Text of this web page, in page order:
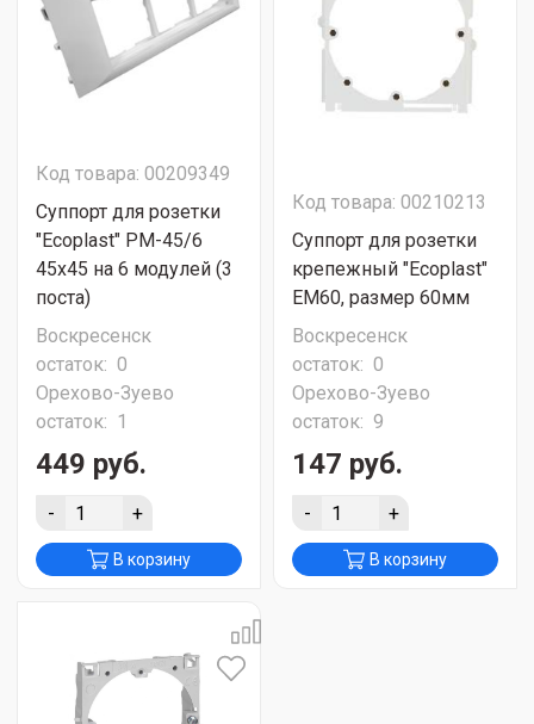
Код товара: 00209349
Суппорт для розетки
"Ecoplast" PM-45/6
45x45 на 6 модулей (3
поста)
Воскресенск
остаток: 0
Орехово-Зуево
остаток: 1
449 руб.
- +
В корзину
Код товара: 00210213
Суппорт для розетки
крепежный "Ecoplast"
EM60, размер 60мм
Воскресенск
остаток: 0
Орехово-Зуево
остаток: 9
147 руб.
- +
В корзину